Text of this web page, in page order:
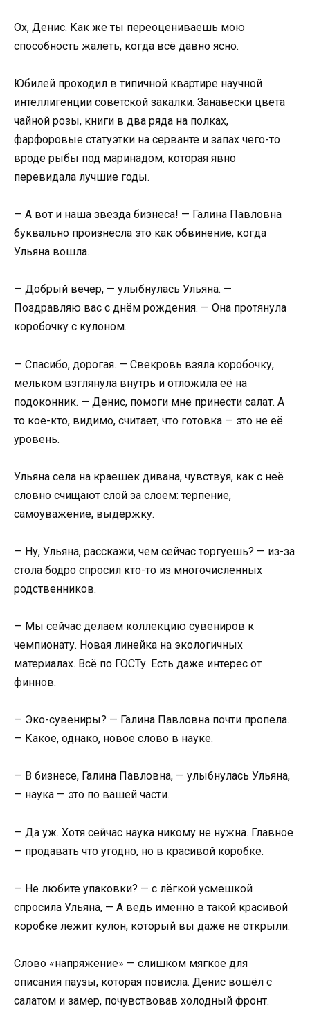
Ох, Денис. Как же ты переоцениваешь мою
способность жалеть, когда всё давно ясно.
Юбилей проходил в типичной квартире научной
интеллигенции советской закалки. Занавески цвета
чайной розы, книги в два ряда на полках,
фарфоровые статуэтки на серванте и запах чего-то
вроде рыбы под маринадом, которая явно
перевидала лучшие годы.
— А вот и наша звезда бизнеса! — Галина Павловна
буквально произнесла это как обвинение, когда
Ульяна вошла.
— Добрый вечер, — улыбнулась Ульяна. —
Поздравляю вас с днём рождения. — Она протянула
коробочку с кулоном.
— Спасибо, дорогая. — Свекровь взяла коробочку,
мельком взглянула внутрь и отложила её на
подоконник. — Денис, помоги мне принести салат. А
то кое-кто, видимо, считает, что готовка — это не её
уровень.
Ульяна села на краешек дивана, чувствуя, как с неё
словно счищают слой за слоем: терпение,
самоуважение, выдержку.
— Ну, Ульяна, расскажи, чем сейчас торгуешь? — из-за
стола бодро спросил кто-то из многочисленных
родственников.
— Мы сейчас делаем коллекцию сувениров к
чемпионату. Новая линейка на экологичных
материалах. Всё по ГОСТу. Есть даже интерес от
финнов.
— Эко-сувениры? — Галина Павловна почти пропела.
— Какое, однако, новое слово в науке.
— В бизнесе, Галина Павловна, — улыбнулась Ульяна,
— наука — это по вашей части.
— Да уж. Хотя сейчас наука никому не нужна. Главное
— продавать что угодно, но в красивой коробке.
— Не любите упаковки? — с лёгкой усмешкой
спросила Ульяна, — А ведь именно в такой красивой
коробке лежит кулон, который вы даже не открыли.
Слово «напряжение» — слишком мягкое для
описания паузы, которая повисла. Денис вошёл с
салатом и замер, почувствовав холодный фронт.